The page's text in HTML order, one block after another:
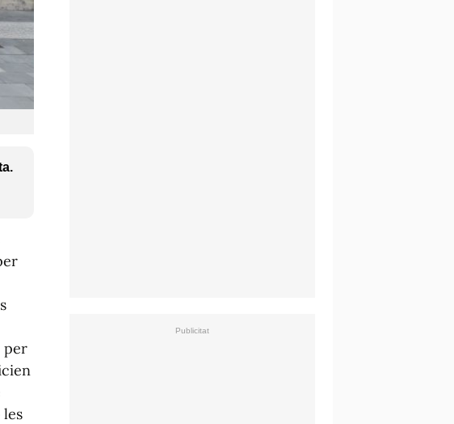
per